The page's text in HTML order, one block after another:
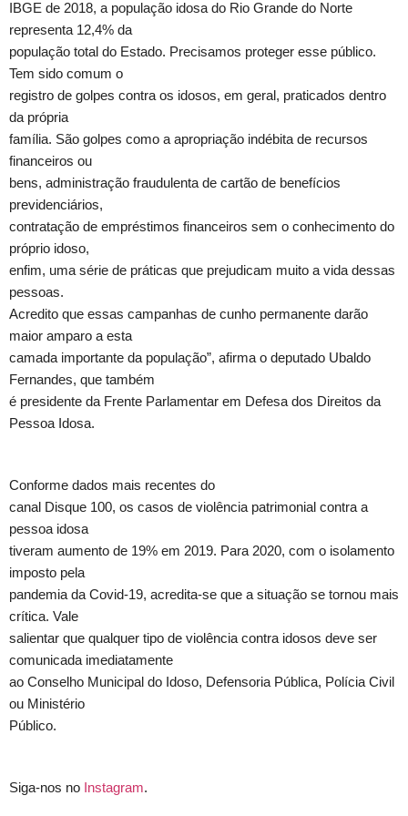
IBGE de 2018, a população idosa do Rio Grande do Norte
representa 12,4% da
população total do Estado. Precisamos proteger esse público.
Tem sido comum o
registro de golpes contra os idosos, em geral, praticados dentro
da própria
família. São golpes como a apropriação indébita de recursos
financeiros ou
bens, administração fraudulenta de cartão de benefícios
previdenciários,
contratação de empréstimos financeiros sem o conhecimento do
próprio idoso,
enfim, uma série de práticas que prejudicam muito a vida dessas
pessoas.
Acredito que essas campanhas de cunho permanente darão
maior amparo a esta
camada importante da população”, afirma o deputado Ubaldo
Fernandes, que também
é presidente da Frente Parlamentar em Defesa dos Direitos da
Pessoa Idosa.
Conforme dados mais recentes do
canal Disque 100, os casos de violência patrimonial contra a
pessoa idosa
tiveram aumento de 19% em 2019. Para 2020, com o isolamento
imposto pela
pandemia da Covid-19, acredita-se que a situação se tornou mais
crítica. Vale
salientar que qualquer tipo de violência contra idosos deve ser
comunicada imediatamente
ao Conselho Municipal do Idoso, Defensoria Pública, Polícia Civil
ou Ministério
Público.
Siga-nos no Instagram.